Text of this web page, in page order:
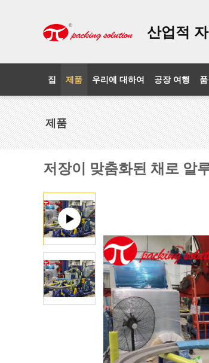
산업적
집 제품 우리에 대하여 공장 여행
제품
저장이 맞춤화된 채로 알